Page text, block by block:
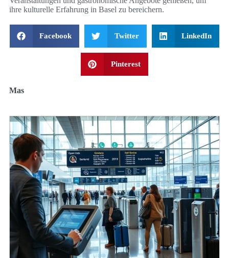
ihre kulturelle Erfahrung in Basel zu bereichern.
Facebook Twitter LinkedIn
Pinterest
Mas